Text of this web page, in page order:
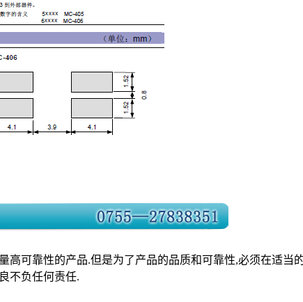
可靠性的产品.但是为了产品的品质和可靠性,必须在适当
不负任何责任.